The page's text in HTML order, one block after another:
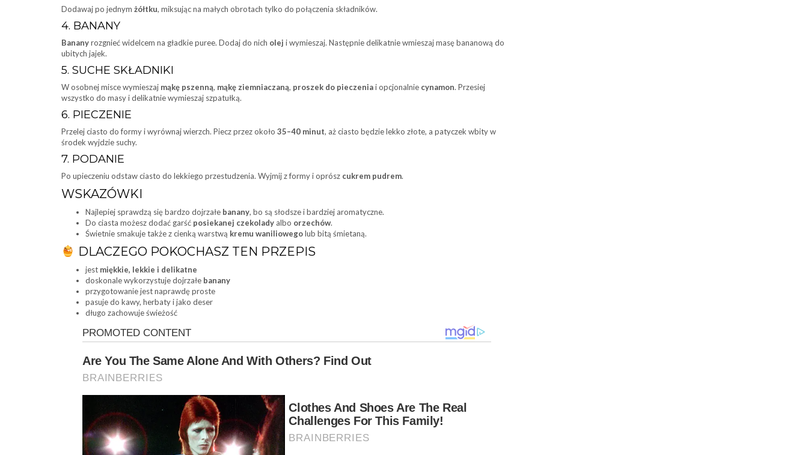
Dodawaj po jednym żółtku, miksując na małych obrotach tylko do połączenia składników.
4. BANANY
Bananyrozgnieć widelcem na gładkie puree. Dodaj do nich olej i wymieszaj. Następnie delikatnie wmieszaj masę bananową do
ubitych jajek.
5. SUCHE SKŁADNIKI
W osobnej misce wymieszaj mąkę pszenną, mąkę ziemniaczaną, proszek do pieczeniai opcjonalnie cynamon. Przesiej
wszystko do masy i delikatnie wymieszaj szpatułką.
6. PIECZENIE
Przelej ciasto do formy i wyrównaj wierzch. Piecz przez około 35–40 minut, aż ciasto będzie lekko złote, a patyczek wbity w
środek wyjdzie suchy.
7. PODANIE
Po upieczeniu odstaw ciasto do lekkiego przestudzenia. Wyjmij z formy i oprósz cukrem pudrem.
WSKAZÓWKI
Najlepiej sprawdzą się bardzo dojrzałe banany, bo są słodsze i bardziej aromatyczne.
Do ciasta możesz dodać garść posiekanej czekolady albo orzechów.
Świetnie smakuje także z cienką warstwą kremu waniliowegolub bitą śmietaną.
DLACZEGO POKOCHASZ TEN PRZEPIS
jest miękkie, lekkie i delikatne
doskonale wykorzystuje dojrzałe banany
przygotowanie jest naprawdę proste
pasuje do kawy, herbaty i jako deser
długo zachowuje świeżość